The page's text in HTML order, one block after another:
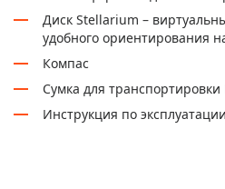
Диск Stellarium –
удобного ориентирования
Компас
Сумка для
Инструкция по